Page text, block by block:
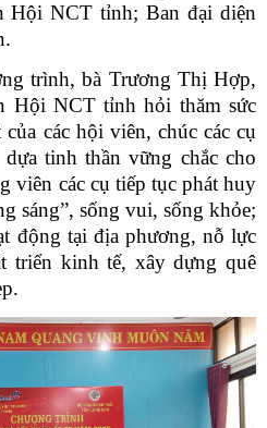
Hội NCT tỉnh; Ban đại diện
trình, bà Trương Thị Hợp,
Hội NCT tỉnh hỏi thăm sức
các hội viên, chúc các cụ
tinh thần vững chắc cho
viên các cụ tiếp tục phát huy
sáng”, sống vui, sống khỏe;
động tại địa phương, nỗ lực
triển kinh tế, xây dựng quê